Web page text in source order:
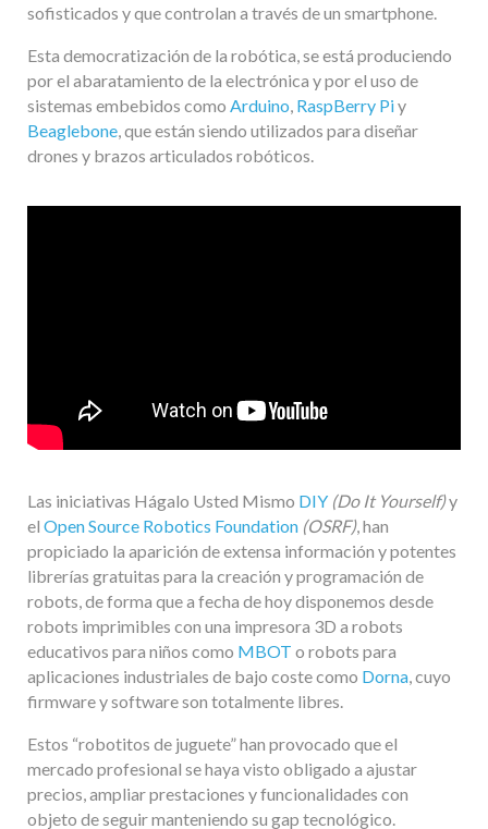
sofisticados y que controlan a través de un smartphone.
Esta democratización de la robótica, se está produciendo
por el abaratamiento de la electrónica y por el uso de
sistemas embebidos como Arduino RaspBerry Piy
Beaglebone , que están siendo utilizados para diseñar
drones y brazos articulados robóticos.
Las iniciativas Hágalo Usted Mismo DIY (Do It Yourself)y
el Open Source Robotics Foundation (OSRF), han
propiciado la aparición de extensa información y potentes
librerías gratuitas para la creación y programación de
robots, de forma que a fecha de hoy disponemos desde
robots imprimibles con una impresora 3D a robots
educativos para niños como MBOT o robots para
aplicaciones industriales de bajo coste como Dorna , cuyo
firmware y software son totalmente libres.
Estos “robotitos de juguete” han provocado que el
mercado profesional se haya visto obligado a ajustar
precios, ampliar prestaciones y funcionalidades con
objeto de seguir manteniendo su gap tecnológico.